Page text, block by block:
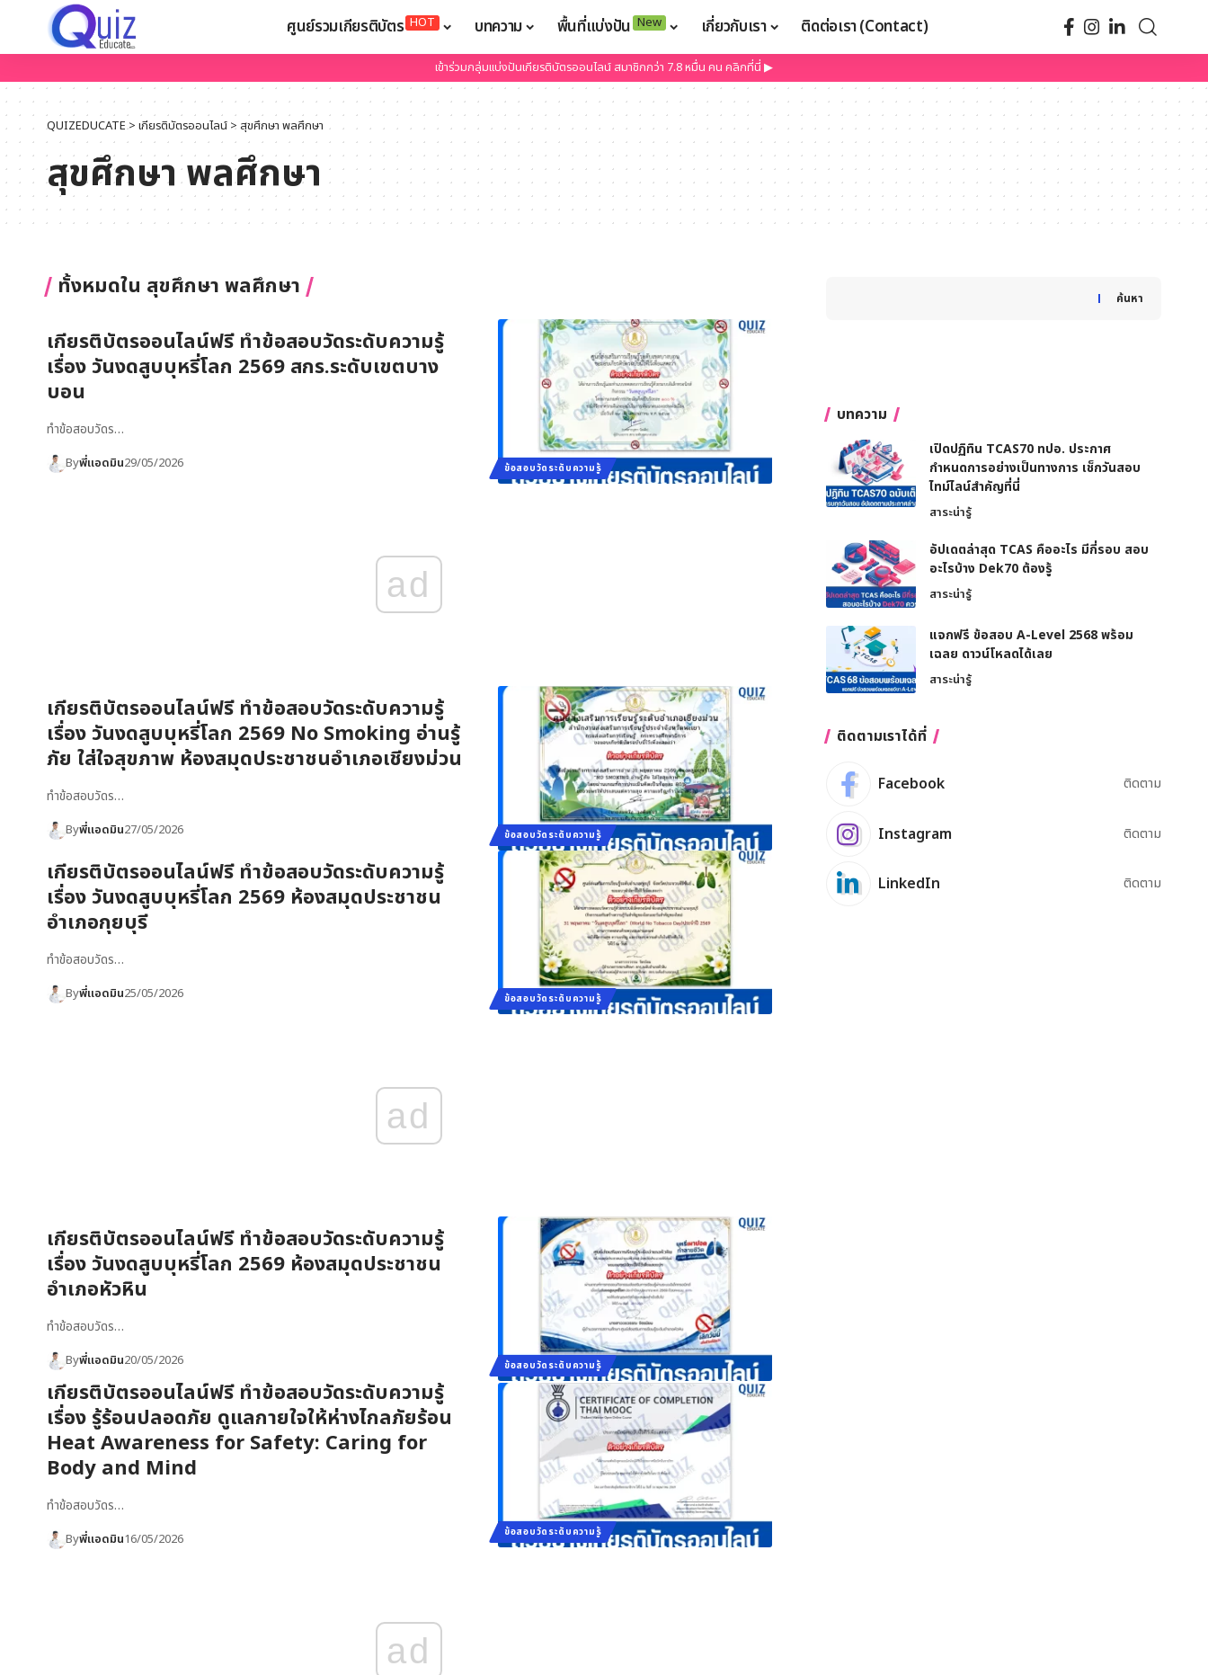
ศูนย์รวมเกียรติบัตร HOT บทความ พื้นที่แบ่งปัน New เกี่ยวกับเรา ติดต่อเรา (Contact)
เข้าร่วมกลุ่มแบ่งปันเกียรติบัตรออนไลน์ สมาชิกกว่า 7.8 หมื่น คน คลิกที่นี่ ▶
QUIZEDUCATE> เกียรติบัตรออนไลน์ > สุขศึกษา พลศึกษา
สุขศึกษา พลศึกษา
ทั้งหมดใน สุขศึกษา พลศึกษา
ข้อสอบวัดระดับความรู้
เกียรติบัตรออนไลน์ฟรี ทำข้อสอบวัดระดับความรู้
เรื่อง วันงดสูบบุหรี่โลก 2569 สกร.ระดับเขตบาง
บอน
ทำข้อสอบวัดร…
Byพี่แอดมิน29/05/2026
ad
ข้อสอบวัดระดับความรู้
เกียรติบัตรออนไลน์ฟรี ทำข้อสอบวัดระดับความรู้
เรื่อง วันงดสูบบุหรี่โลก 2569 No Smoking อ่านรู้
ภัย ใส่ใจสุขภาพ ห้องสมุดประชาชนอำเภอเชียงม่วน
ทำข้อสอบวัดร…
Byพี่แอดมิน27/05/2026
ข้อสอบวัดระดับความรู้
เกียรติบัตรออนไลน์ฟรี ทำข้อสอบวัดระดับความรู้
เรื่อง วันงดสูบบุหรี่โลก 2569 ห้องสมุดประชาชน
อำเภอกุยบุรี
ทำข้อสอบวัดร…
Byพี่แอดมิน25/05/2026
ad
ข้อสอบวัดระดับความรู้
เกียรติบัตรออนไลน์ฟรี ทำข้อสอบวัดระดับความรู้
เรื่อง วันงดสูบบุหรี่โลก 2569 ห้องสมุดประชาชน
อำเภอหัวหิน
ทำข้อสอบวัดร…
Byพี่แอดมิน20/05/2026
ข้อสอบวัดระดับความรู้
เกียรติบัตรออนไลน์ฟรี ทำข้อสอบวัดระดับความรู้
เรื่อง รู้ร้อนปลอดภัย ดูแลกายใจให้ห่างไกลภัยร้อน
Heat Awareness for Safety: Caring for
Body and Mind
ทำข้อสอบวัดร…
Byพี่แอดมิน16/05/2026
ad
ค้นหา
When autocomplete results are available use up and
บทความ
เปิดปฏิทิน TCAS70 ทปอ. ประกาศ
กำหนดการอย่างเป็นทางการ เช็กวันสอบ
ไทม์ไลน์สำคัญที่นี่
สาระน่ารู้
อัปเดตล่าสุด TCAS คืออะไร มีกี่รอบ สอบ
อะไรบ้าง Dek70 ต้องรู้
สาระน่ารู้
แจกฟรี ข้อสอบ A-Level 2568 พร้อม
เฉลย ดาวน์โหลดได้เลย
สาระน่ารู้
ติดตามเราได้ที่
Facebook ติดตาม
Instagram ติดตาม
LinkedIn ติดตาม